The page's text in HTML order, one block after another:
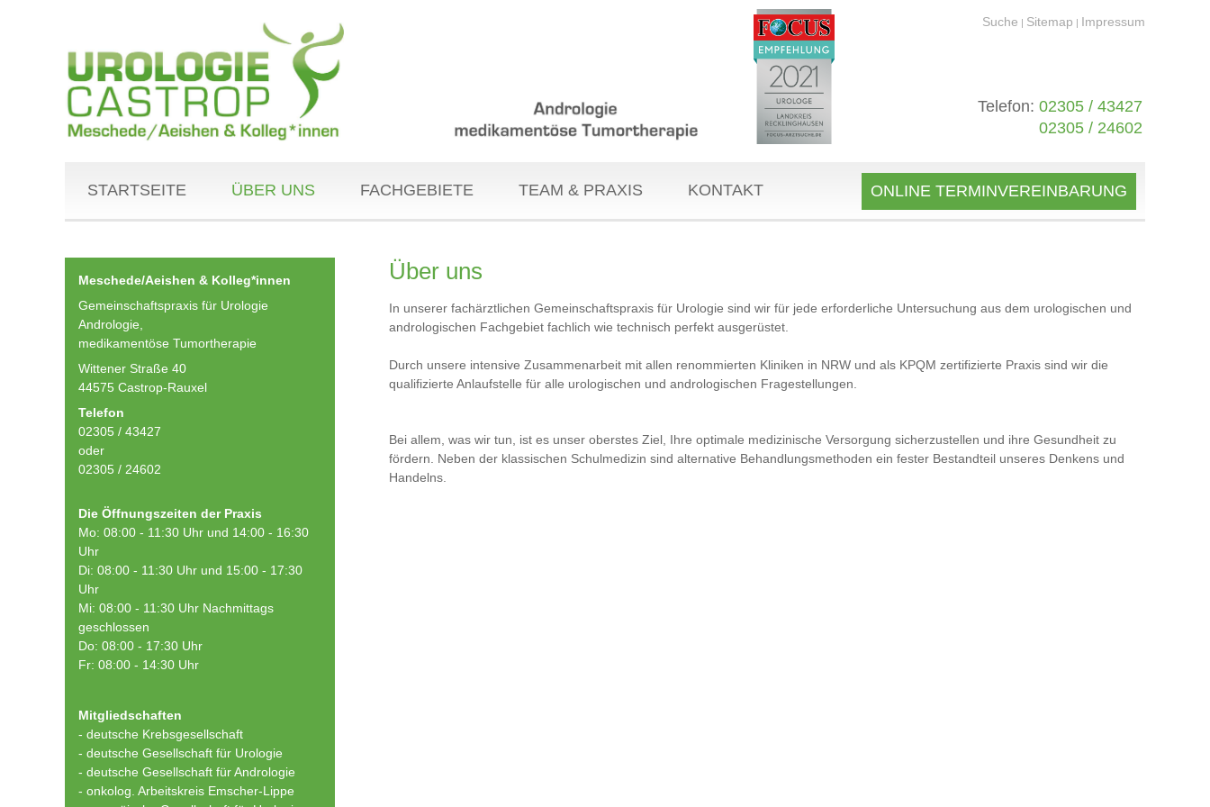
Suche | Sitemap | Impressum
Telefon: 02305 / 43427
02305 / 24602
STARTSEITE ÜBER UNS FACHGEBIETE TEAM & PRAXIS KONTAKT ONLINE TERMINVEREINBARUNG
Meschede/Aeishen & Kolleg*innen
Gemeinschaftspraxis für Urologie
Andrologie,
medikamentöse Tumortherapie
Wittener Straße 40
44575 Castrop-Rauxel
Telefon
02305 / 43427
oder
02305 / 24602
Die Öffnungszeiten der Praxis
Mo: 08:00 - 11:30 Uhr und 14:00 - 16:30
Uhr
Di: 08:00 - 11:30 Uhr und 15:00 - 17:30
Uhr
Mi: 08:00 - 11:30 Uhr Nachmittags
geschlossen
Do: 08:00 - 17:30 Uhr
Fr: 08:00 - 14:30 Uhr
Mitgliedschaften
- deutsche Krebsgesellschaft
- deutsche Gesellschaft für Urologie
- deutsche Gesellschaft für Andrologie
- onkolog. Arbeitskreis Emscher-Lippe
Über uns
In unserer fachärztlichen Gemeinschaftspraxis für Urologie sind wir für jede erforderliche Untersuchung aus dem urologischen und
andrologischen Fachgebiet fachlich wie technisch perfekt ausgerüstet.
Durch unsere intensive Zusammenarbeit mit allen renommierten Kliniken in NRW und als KPQM zertifizierte Praxis sind wir die
qualifizierte Anlaufstelle für alle urologischen und andrologischen Fragestellungen.
Bei allem, was wir tun, ist es unser oberstes Ziel, Ihre optimale medizinische Versorgung sicherzustellen und ihre Gesundheit zu
fördern. Neben der klassischen Schulmedizin sind alternative Behandlungsmethoden ein fester Bestandteil unseres Denkens und
Handelns.